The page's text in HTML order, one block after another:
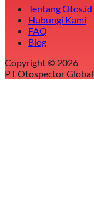
Tentang Otos.id
Hubungi Kami
FAQ
Blog
Copyright © 2026
PT Otospector